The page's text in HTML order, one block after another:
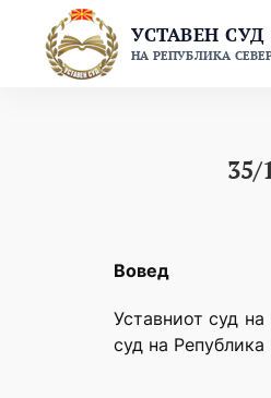
content
УСТАВЕН СУД
НА РЕПУБЛИКА
35/
Вовед
Уставниот суд
суд на